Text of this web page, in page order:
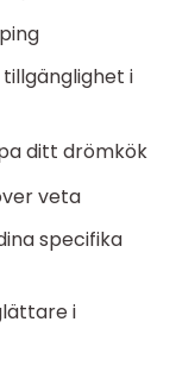
i
ditt drömkök
veta
specifika
i